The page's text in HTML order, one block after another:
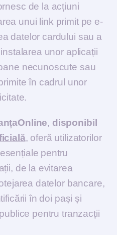
de la acțiuni
unui link primit pe e-
datelor cardului sau a
unor aplicații
necunoscute sau
în cadrul unor
, disponibil
, oferă utilizatorilor
pentru
de la evitarea
datelor bancare,
în doi pași și
pentru tranzacții